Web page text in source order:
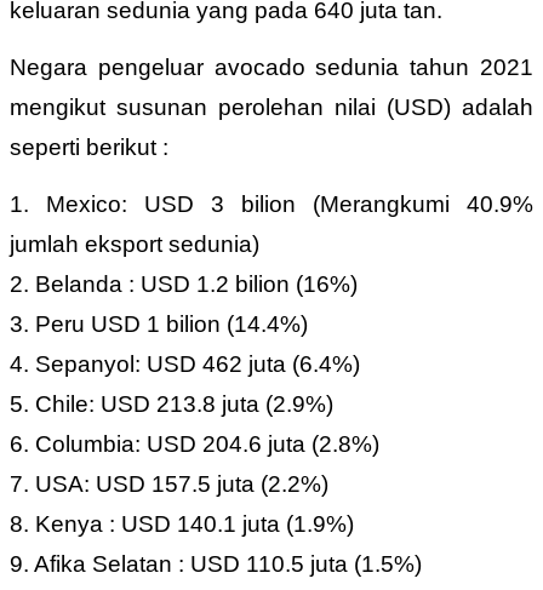
keluaran sedunia yang pada 640 juta tan.
Negara pengeluar avocado sedunia tahun 2021
mengikut susunan perolehan nilai (USD) adalah
seperti berikut :
1. Mexico: USD 3 bilion (Merangkumi 40.9%
jumlah eksport sedunia)
2. Belanda : USD 1.2 bilion (16%)
3. Peru USD 1 bilion (14.4%)
4. Sepanyol: USD 462 juta (6.4%)
5. Chile: USD 213.8 juta (2.9%)
6. Columbia: USD 204.6 juta (2.8%)
7. USA: USD 157.5 juta (2.2%)
8. Kenya : USD 140.1 juta (1.9%)
9. Afika Selatan : USD 110.5 juta (1.5%)